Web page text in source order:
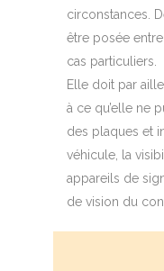
circonstances.
être posée
cas particuliers.
Elle doit par
à ce qu’elle ne
des plaques et
véhicule, la
appareils de
de vision du